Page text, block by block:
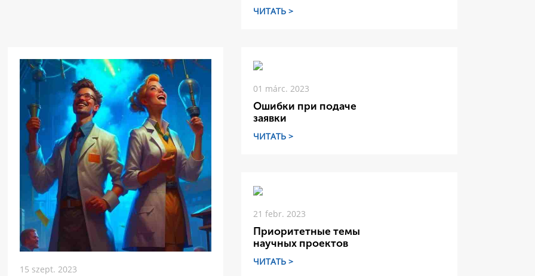
ЧИТАТЬ >
15 szept. 2023
01 márc. 2023
Ошибки при подаче
заявки
ЧИТАТЬ >
21 febr. 2023
Приоритетные темы
научных проектов
ЧИТАТЬ >